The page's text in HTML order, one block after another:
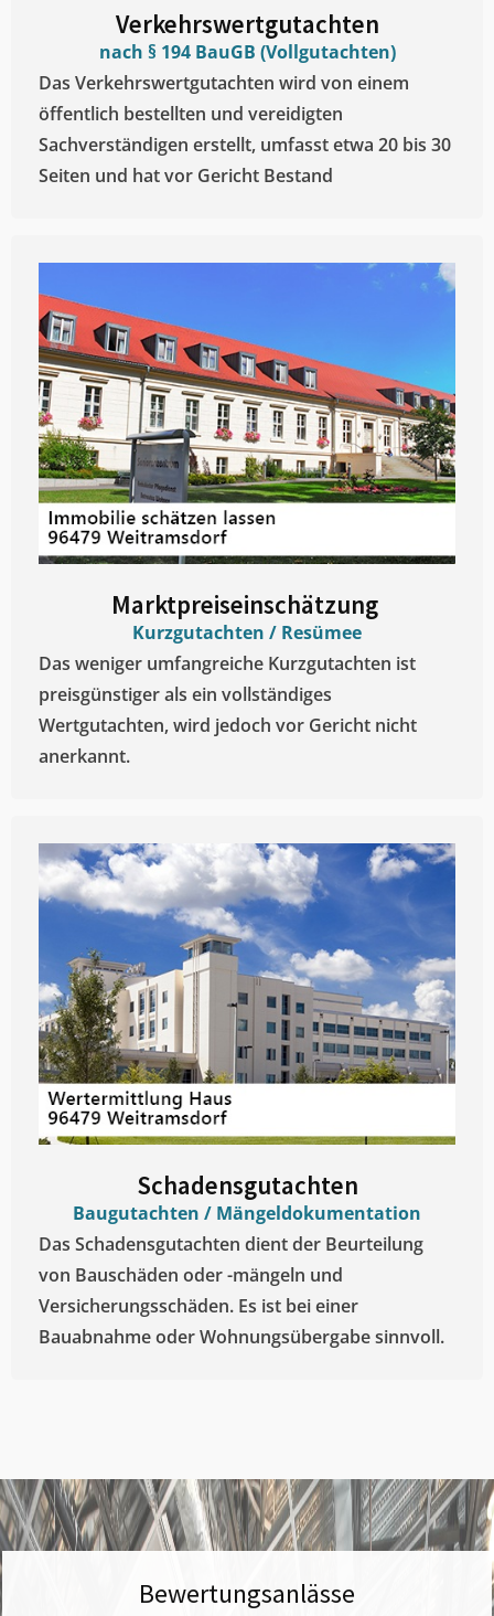
Verkehrswertgutachten
nach § 194 BauGB (Vollgutachten)
Das Verkehrswertgutachten wird von einem
öffentlich bestellten und vereidigten
Sachverständigen erstellt, umfasst etwa 20 bis 30
Seiten und hat vor Gericht Bestand
Marktpreiseinschätzung ​
Kurzgutachten / Resümee
Das weniger umfangreiche Kurzgutachten ist
preisgünstiger als ein vollständiges
Wertgutachten, wird jedoch vor Gericht nicht
anerkannt.
Schadensgutachten
Baugutachten / Mängeldokumentation
Das Schadensgutachten dient der Beurteilung
von Bauschäden oder -mängeln und
Versicherungsschäden. Es ist bei einer
Bauabnahme oder Wohnungsübergabe sinnvoll.
Bewertungsanlässe